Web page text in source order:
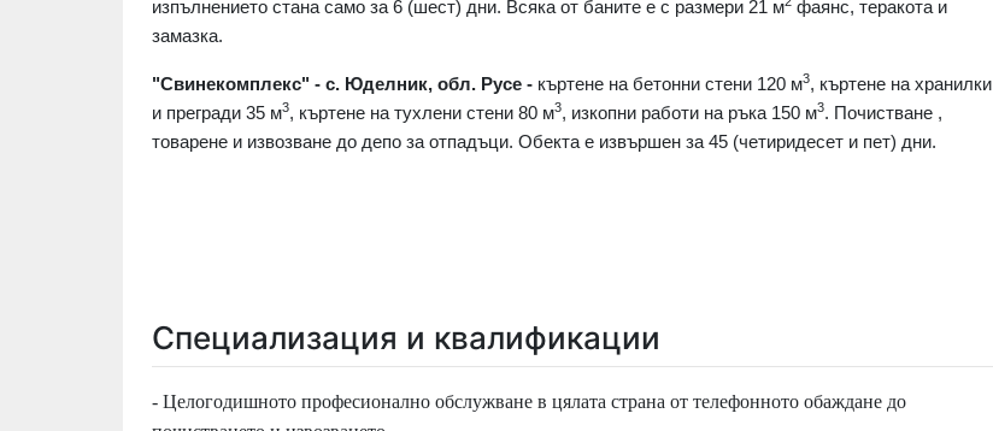
изпълнението стана само за 6 (шест) дни. Всяка от баните е с размери 21 м
фаянс, теракота и
замазка.
"Свинекомплекс" - с. Юделник, обл. Русе - къртене на бетонни стени 120 м3, къртене на хранилки
и прегради 35 м3, къртене на тухлени стени 80 м3, изкопни работи на ръка 150 м3. Почистване ,
товарене и извозване до депо за отпадъци. Обекта е извършен за 45 (четиридесет и пет) дни.
Специализация и квалификации
- Целогодишното професионално обслужване в цялата страна от телефонното обаждане до